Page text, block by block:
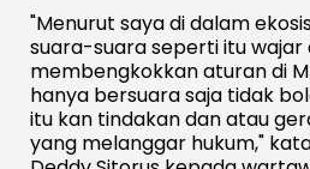
"Menurut saya di dalam
suara-suara seperti itu wajar
membengkokkan aturan di
hanya bersuara saja tidak
itu kan tindakan dan atau
yang melanggar hukum,"